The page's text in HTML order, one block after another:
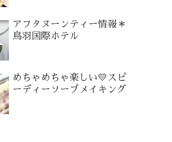
アフタヌーンティー情報＊
鳥羽国際ホテル
めちゃめちゃ楽しい💛スピ
ーディーソープメイキング